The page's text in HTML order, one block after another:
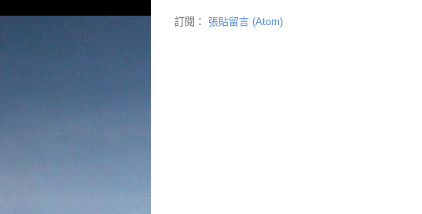
訂閱： 張貼留言 (Atom)